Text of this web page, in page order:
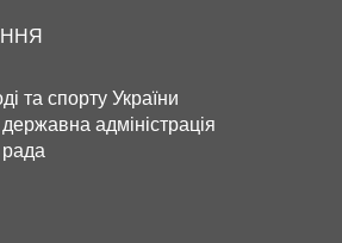
та спорту України
адміністрація